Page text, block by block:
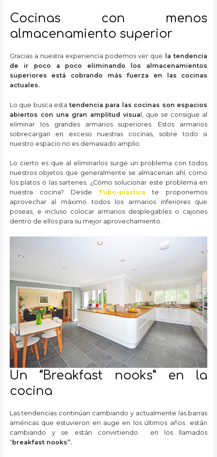
Cocinas con menos
almacenamiento superior
Gracias a nuestra experiencia podemos ver que la tendencia
de ir poco a poco eliminando los almacenamientos
superiores está cobrando más fuerza en las cocinas
actuales.
Lo que busca estatendencia para las cocinas son espacios
abiertos con una gran amplitud visual, que se consigue al
eliminar los grandes armarios superiores. Estos armarios
sobrecargan en exceso nuestras cocinas, sobre todo si
nuestro espacio no es demasiado amplio.
Lo cierto es que al eliminarlos surge un problema con todos
nuestros objetos que generalmente se almacenan ahí, como
los platos o las sartenes. ¿Cómo solucionar este problema en
nuestra cocina? Desde Tubo-plástica te proponemos
aprovechar al máximo todos los armarios inferiores que
poseas, e incluso colocar armarios desplegables o cajones
dentro de ellos para su mejor aprovechamiento.
Un “Breakfast nooks” en la
cocina
Las tendencias continúan cambiando y actualmente las barras
américas que estuvieron en auge en los últimos años están
cambiando y se están convirtiendo en los llamados
“breakfast nooks”.